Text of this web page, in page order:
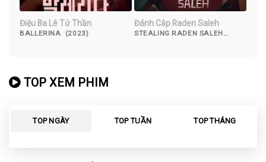
Điệu Ba Lê Tử Thần
BALLERINA (2023)
Đánh Cắp Raden Saleh
STEALING RADEN SALEH
TOP XEM PHIM
TOP NGÀY TOP TUẦN TOP THÁNG